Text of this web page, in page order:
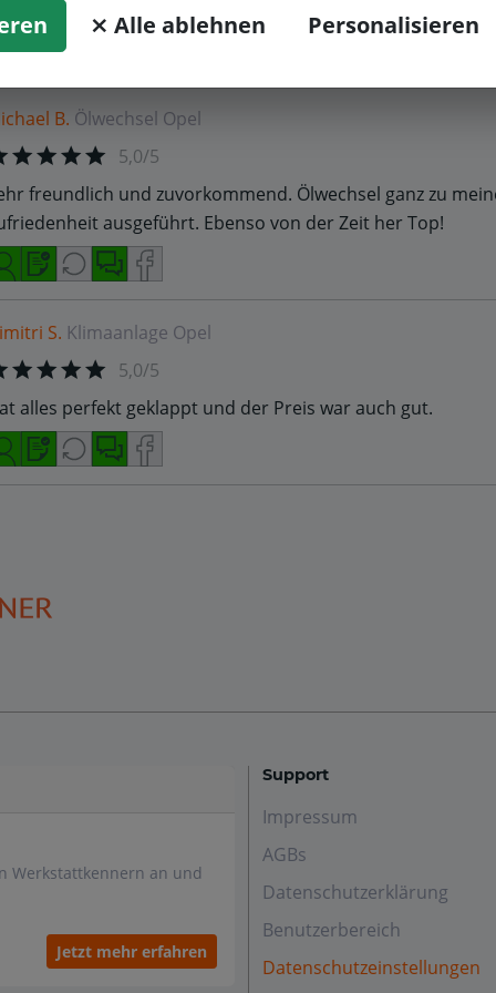
bin wirklich überrascht von der Leistung.
B. Ölwechsel Opel
5,0/5
freundlich und zuvorkommend. Ölwechsel ganz zu
ausgeführt. Ebenso von der Zeit her Top!
S. Klimaanlage Opel
5,0/5
alles perfekt geklappt und der Preis war auch gut.
Werkstattkennern an und
Jetzt mehr erfahren
Support
Impressum
AGBs
Datenschutzerklärung
Benutzerbereich
Datenschutzeinstellungen
⨯ Alle ablehnen Personalisieren